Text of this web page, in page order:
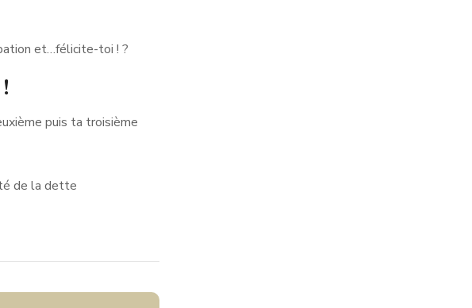
et…félicite-toi ! ?
puis ta troisième
de la dette